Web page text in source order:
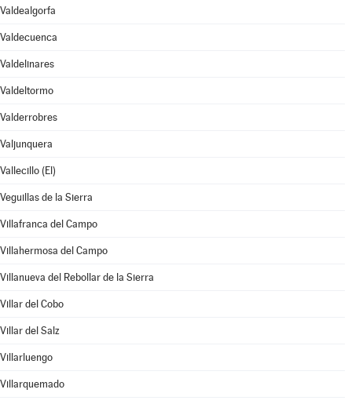
Valdealgorfa
Valdecuenca
Valdelinares
Valdeltormo
Valderrobres
Valjunquera
Vallecillo (El)
Veguillas de la Sierra
Villafranca del Campo
Villahermosa del Campo
Villanueva del Rebollar de la Sierra
Villar del Cobo
Villar del Salz
Villarluengo
Villarquemado